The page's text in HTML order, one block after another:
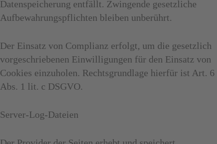
Datenspeicherung entfällt. Zwingende gesetzliche
Aufbewahrungspflichten bleiben unberührt.
Der Einsatz von Complianz erfolgt, um die gesetzlich
vorgeschriebenen Einwilligungen für den Einsatz von
Cookies einzuholen. Rechtsgrundlage hierfür ist Art. 6
Abs. 1 lit. c DSGVO.
Server-Log-Dateien